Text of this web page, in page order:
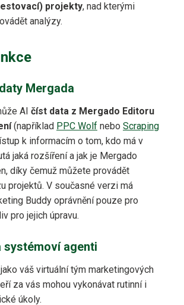
projekty, nad kterými
analýzy.
Mergada
AI číst data z Mergado Editoru
(například PPC Wolf nebo Scraping
k informacím o tom, kdo má v
jaká rozšíření a jak je Mergado
díky čemuž můžete provádět
projektů. V současné verzi má
Buddy oprávnění pouze pro
pro jejich úpravu.
systémoví agenti
váš virtuální tým marketingových
za vás mohou vykonávat rutinní i
úkoly.